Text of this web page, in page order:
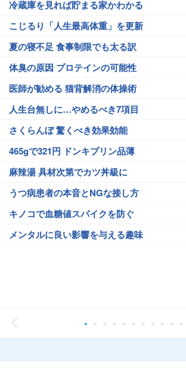
冷蔵庫を見れば貯まる家かわかる
こじるり「人生最高体重」を更新
夏の寝不足 食事制限でも太る訳
体臭の原因 プロテインの可能性
医師が勧める 猫背解消の体操術
人生台無しに…やめるべき7項目
さくらんぼ 驚くべき効果効能
465gで321円 ドンキプリン品薄
麻辣湯 具材次第でカツ丼級に
うつ病患者の本音とNGな接し方
キノコで血糖値スパイクを防ぐ
メンタルに良い影響を与える趣味